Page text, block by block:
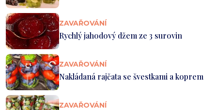
ZAVAŘOVÁNÍ
Rychlý jahodový džem ze 3 surovin
ZAVAŘOVÁNÍ
Nakládaná rajčata se švestkami a koprem
ZAVAŘOVÁNÍ